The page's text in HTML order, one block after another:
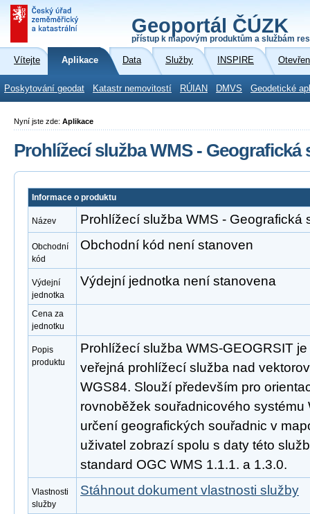
Geoportál ČÚZK
přístup k mapovým produktům a službám
Vítejte Aplikace Data Služby INSPIRE
Poskytování geodat Katastr nemovitostí RÚIAN DMVS Geodetické
Nyní jste zde: Aplikace
Prohlížecí služba WMS - Geografická
Informace o produktu
Název Prohlížecí služba WMS - Geografická
Obchodní
kód
Obchodní kód není stanoven
Výdejní
jednotka
Výdejní jednotka není stanovena
Cena za
jednotku
Popis
produktu
Prohlížecí služba WMS-GEOGRSIT
veřejná prohlížecí služba nad
WGS84. Slouží především pro
rovnoběžek souřadnicového systému
určení geografických souřadnic v
uživatel zobrazí spolu s daty této
standard OGC WMS 1.1.1. a 1.3.0.
Vlastnosti
služby
Stáhnout dokument vlastnosti služby